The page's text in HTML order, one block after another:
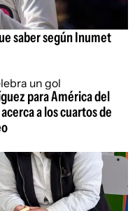
saber según Inumet
para América del
a los cuartos de